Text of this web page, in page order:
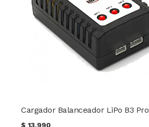
Cargador Balanceador LiPo B3 Pro
$13.990